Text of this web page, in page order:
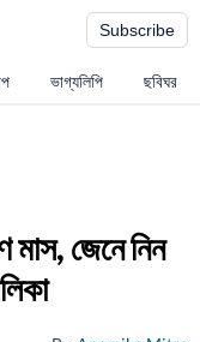
Subscribe
ভাগ্যলিপি ছবিঘর
মাস, জেনে নিন